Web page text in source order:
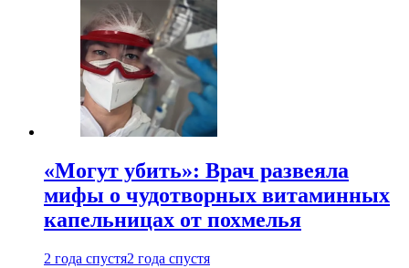
«Могут убить»: Врач развеяла
мифы о чудотворных витаминных
капельницах от похмелья
2 года спустя2 года спустя